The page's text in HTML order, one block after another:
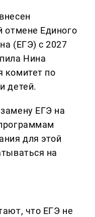
отмене Единого
(ЕГЭ) с 2027
Нина
комитет по
детей.
ЕГЭ на
для этой
на
что ЕГЭ не